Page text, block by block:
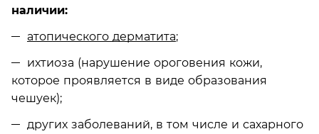
наличии:
атопического дерматита;
ихтиоза (нарушение ороговения кожи,
которое проявляется в виде образования
чешуек);
других заболеваний, в том числе и сахарного